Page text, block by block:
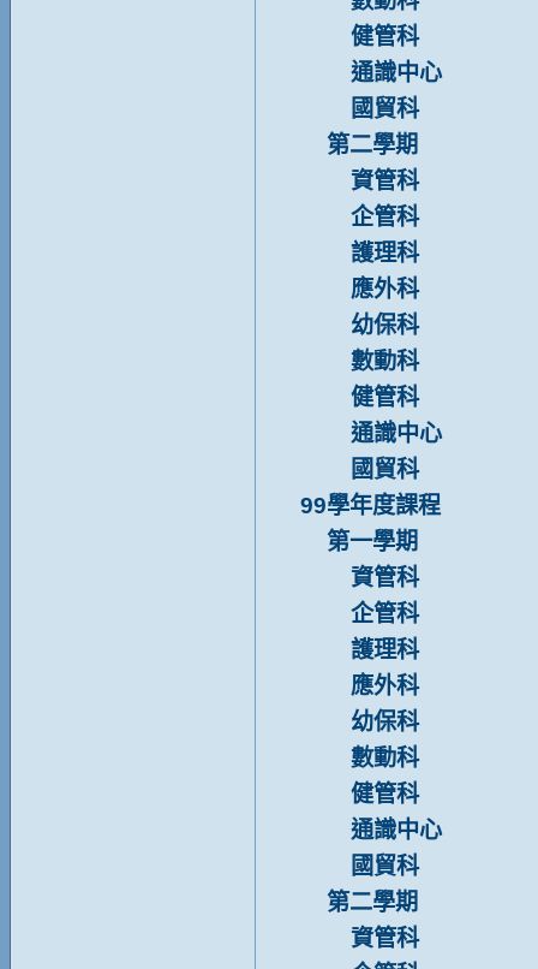
健管科
通識中心
國貿科
第二學期
資管科
企管科
護理科
應外科
幼保科
數動科
健管科
通識中心
國貿科
99學年度課程
第一學期
資管科
企管科
護理科
應外科
幼保科
數動科
健管科
通識中心
國貿科
第二學期
資管科